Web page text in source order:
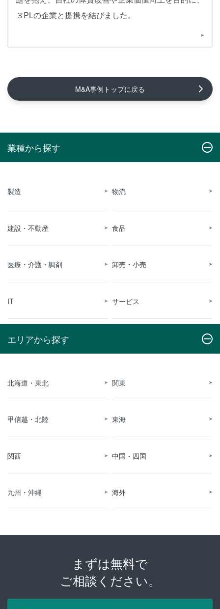
３PLの企業と提携を結びました。
M&A事例トップに戻る
業種から探す
製造 物流
建設・不動産 食品
医療・介護・調剤 卸売・小売
IT サービス
エリアから探す
北海道・東北 関東
甲信越・北陸 東海
関西 中国・四国
九州・沖縄 海外
まずは無料で
ご相談ください。